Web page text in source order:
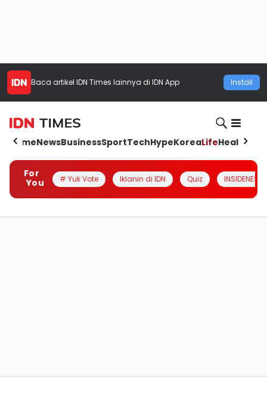
Baca artikel IDN Times lainnya di IDN App Install
HomeNewsBusinessSportTechHypeKoreaLifeHealth
For
You
# Yuk Vote Iklanin di IDN Quiz INSIDENESIA